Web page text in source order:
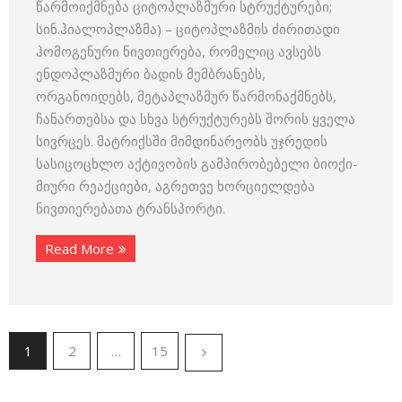
წარმოიქმნება ციტოპლაზმური სტრუქტურები;
სინ.ჰიალოპლაზმა) – ციტოპლაზმის ძირითადი
ჰომოგენური ნივთიერება, რომელიც ავსებს
ენდოპლაზმური ბადის მემ­ბრანებს,
ორგანოიდებს, მეტაპლაზმურ წარმონაქმნებს,
ჩანართებსა და სხვა სტრუქტურებს შორის ყველა
სივრცეს. მატრიქსში მიმდი­ნარეობს უჯრედის
სასიცოცხლო აქტივობის გამპირობებელი ბიოქი­
მიური რეაქციები, აგრეთვე ხორციელდება
ნივთიერებათა ტრანსპორტი.
Read More
1 2 … 15